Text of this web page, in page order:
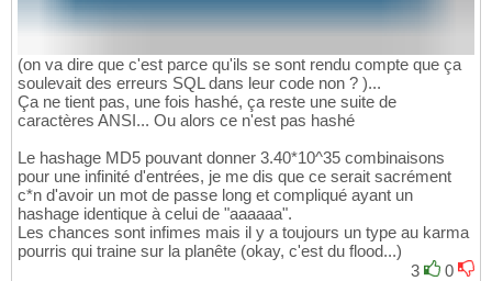
(on va dire que c'est parce qu'ils se sont rendu compte que ça
soulevait des erreurs SQL dans leur code non ? )...
Ça ne tient pas, une fois hashé, ça reste une suite de
caractères ANSI... Ou alors ce n'est pas hashé
Le hashage MD5 pouvant donner 3.40*10^35 combinaisons
pour une infinité d'entrées, je me dis que ce serait sacrément
c*n d'avoir un mot de passe long et compliqué ayant un
hashage identique à celui de "aaaaaa".
Les chances sont infimes mais il y a toujours un type au karma
pourris qui traine sur la planête (okay, c'est du flood...)
3
0